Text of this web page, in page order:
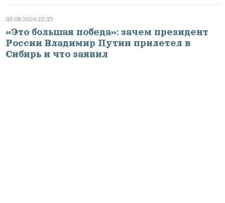
03.08.2026 22:35
«Это большая победа»: зачем президент
России Владимир Путин прилетел в
Сибирь и что заявил